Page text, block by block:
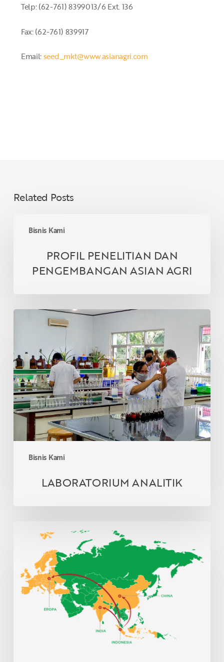
Telp: (62-761) 8399013/6 Ext. 136
Fax: (62-761) 839917
Email:seed_mkt@www.asianagri.com
Related Posts
Bisnis Kami
PENELITIAN
PENGEMBANGAN
ASIAN
PROFIL PENELITIAN DAN
PENGEMBANGAN ASIAN AGRI
Bisnis Kami
LABORATORIUM
LABORATORIUM ANALITIK